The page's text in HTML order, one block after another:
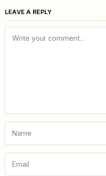
LEAVE A REPLY